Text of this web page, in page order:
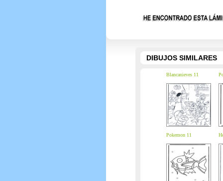
DIBUJOS SIMILARES
Blancanieves 11
Pokemon 11